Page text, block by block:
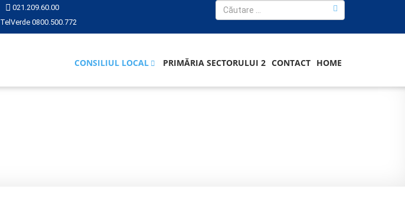
021.209.60.00
TelVerde 0800.500.772
CONSILIUL LOCAL PRIMĂRIA SECTORULUI 2 CONTACT HOME